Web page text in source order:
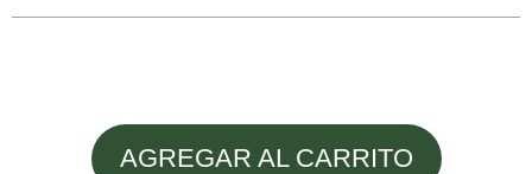
AGREGAR AL CARRITO